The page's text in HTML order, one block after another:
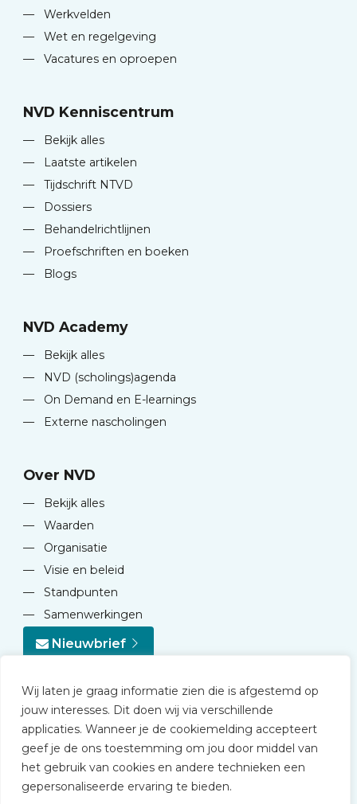
Wij laten je graag informatie zien die is afgestemd op
jouw interesses. Dit doen wij via verschillende
applicaties. Wanneer je de cookiemelding accepteert
geef je de ons toestemming om jou door middel van
het gebruik van cookies en andere technieken een
gepersonaliseerde ervaring te bieden.
—
Werkvelden
—
Wet en regelgeving
—
Vacatures en oproepen
NVD Kenniscentrum
—
Bekijk alles
—
Laatste artikelen
—
Tijdschrift NTVD
—
Dossiers
—
Behandelrichtlijnen
—
Proefschriften en boeken
—
Blogs
NVD Academy
—
Bekijk alles
—
NVD (scholings)agenda
—
On Demand en E-learnings
—
Externe nascholingen
Over NVD
—
Bekijk alles
—
Waarden
—
Organisatie
—
Visie en beleid
—
Standpunten
—
Samenwerkingen
Nieuwbrief
© 2026 NVD
Privacy statement
Disclaimer